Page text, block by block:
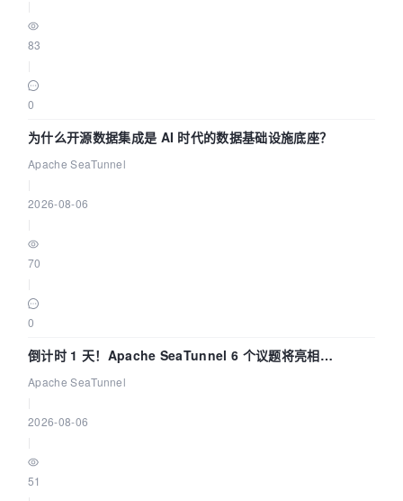
83
0
为什么开源数据集成是 AI 时代的数据基础设施底座？
Apache SeaTunnel
2026-08-06
70
0
倒计时 1 天！Apache SeaTunnel 6 个议题将亮相
Community Over Code Asia 2026
Apache SeaTunnel
2026-08-06
51